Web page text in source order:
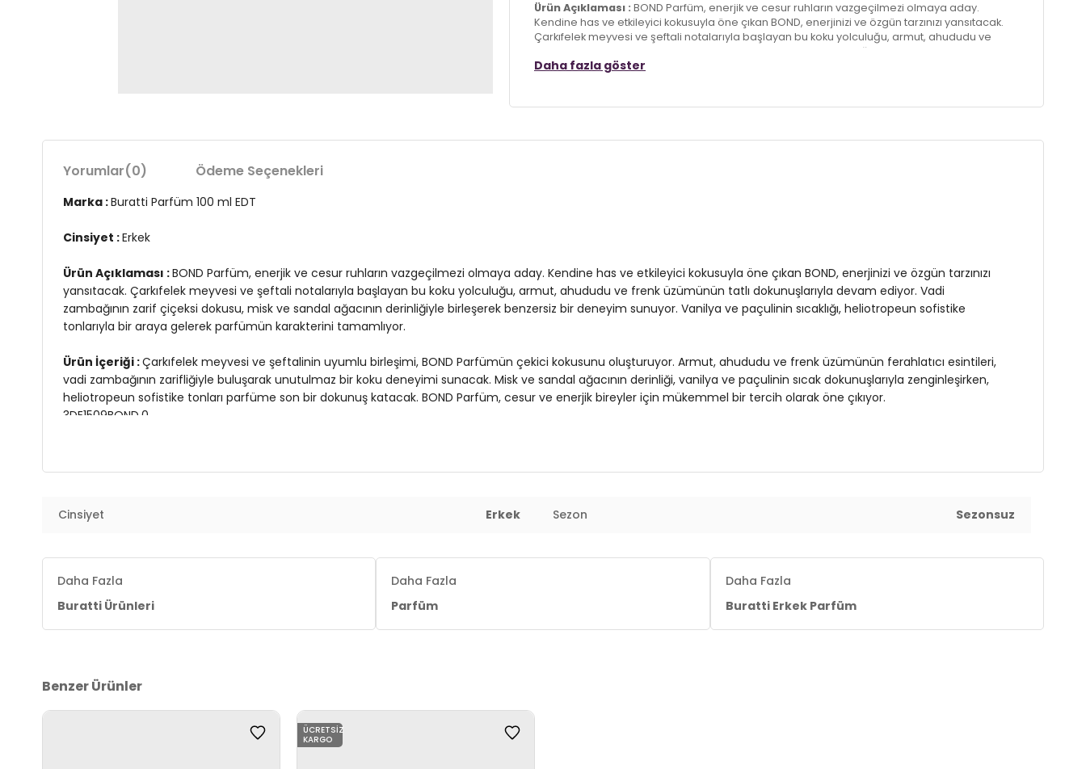
Ürün Açıklaması : BOND Parfüm, enerjik ve cesur ruhların vazgeçilmezi olmaya aday.
Kendine has ve etkileyici kokusuyla öne çıkan BOND, enerjinizi ve özgün tarzınızı yansıtacak.
Çarkıfelek meyvesi ve şeftali notalarıyla başlayan bu koku yolculuğu, armut, ahududu ve
frenk üzümünün tatlı dokunuşlarıyla devam ediyor. Vadi zambağının zarif çiçeksi dokusu, misk
ve sandal ağacının derinliğiyle birleşerek benzersiz bir deneyim sunuyor. Vanilya ve
kokusunu oluşturuyor. Armut, ahududu ve frenk üzümünün ferahlatıcı esintileri, vadi
Daha fazla göster
Yorumlar(0) Ödeme Seçenekleri
Marka :Buratti Parfüm 100 ml EDT
Cinsiyet :Erkek
Ürün Açıklaması :BOND Parfüm, enerjik ve cesur ruhların vazgeçilmezi olmaya aday. Kendine has ve etkileyici kokusuyla öne çıkan BOND, enerjinizi ve özgün tarzınızı
yansıtacak. Çarkıfelek meyvesi ve şeftali notalarıyla başlayan bu koku yolculuğu, armut, ahududu ve frenk üzümünün tatlı dokunuşlarıyla devam ediyor. Vadi
zambağının zarif çiçeksi dokusu, misk ve sandal ağacının derinliğiyle birleşerek benzersiz bir deneyim sunuyor. Vanilya ve paçulinin sıcaklığı, heliotropeun sofistike
tonlarıyla bir araya gelerek parfümün karakterini tamamlıyor.
Ürün İçeriği :Çarkıfelek meyvesi ve şeftalinin uyumlu birleşimi, BOND Parfümün çekici kokusunu oluşturuyor. Armut, ahududu ve frenk üzümünün ferahlatıcı esintileri,
vadi zambağının zarifliğiyle buluşarak unutulmaz bir koku deneyimi sunacak. Misk ve sandal ağacının derinliği, vanilya ve paçulinin sıcak dokunuşlarıyla zenginleşirken,
heliotropeun sofistike tonları parfüme son bir dokunuş katacak. BOND Parfüm, cesur ve enerjik bireyler için mükemmel bir tercih olarak öne çıkıyor.
3DE1509BOND.0
Cinsiyet Erkek Sezon Sezonsuz
Daha Fazla
Buratti Ürünleri
Daha Fazla
Parfüm
Daha Fazla
Buratti Erkek Parfüm
Benzer Ürünler
ÜCRETSIZ
KARGO